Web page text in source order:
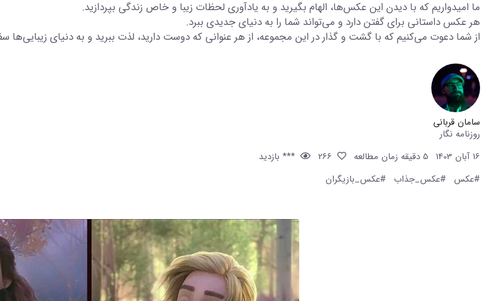
ما امیدواریم که با دیدن این عکس‌ها، الهام بگیرید و به یادآوری لحظات زیبا و خاص زندگی بپردازید.
هر عکس داستانی برای گفتن دارد و می‌تواند شما را به دنیای جدیدی ببرد.
از شما دعوت می‌کنیم که با گشت و گذار در این مجموعه، از هر عنوانی که دوست دارید، لذت ببرید و به دنیای زیبایی‌ها
سامان قربانی
روزنامه نگار
16 آبان 1403
5 دقیقه زمان مطالعه
*** بازدید
#عکس
#عکس_جذاب #عکس_بازیگران